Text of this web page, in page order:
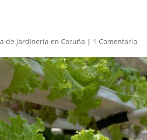
de Jardinería en Coruña | 1 Comentario